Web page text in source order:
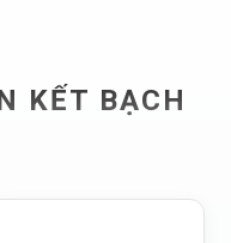
KẾT BẠCH